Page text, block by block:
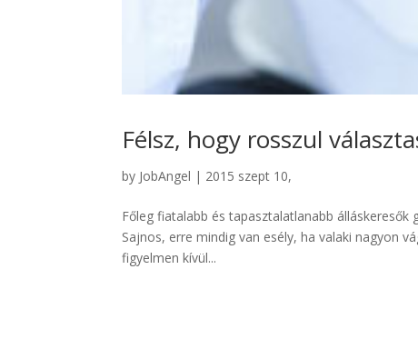
Félsz, hogy rosszul
by JobAngel | 2015 szept 10,
Főleg fiatalabb és tapasztalatlanabb
Sajnos, erre mindig van esély, ha valaki nagyon
figyelmen kívül...